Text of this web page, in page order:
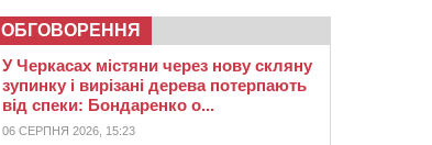
ОБГОВОРЕННЯ
У Черкасах містяни через нову скляну
зупинку і вирізані дерева потерпають
від спеки: Бондаренко о...
06 СЕРПНЯ 2026, 15:23